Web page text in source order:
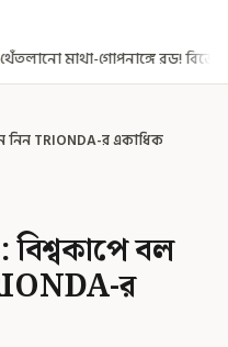
অসমে নাবালিকার
নিন TRIONDA-র একাধিক
বল
র